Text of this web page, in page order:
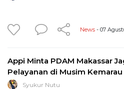
News - 07
Appi Minta PDAM Makassar
Pelayanan di Musim Kemarau
Syukur Nutu